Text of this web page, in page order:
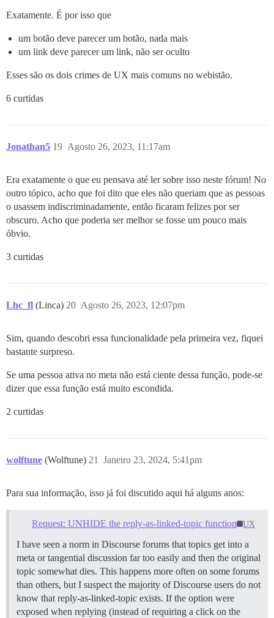
Exatamente. É por isso que
um botão deve parecer um botão, nada mais
um link deve parecer um link, não ser oculto
Esses são os dois crimes de UX mais comuns no webistão.
6 curtidas
Jonathan5 Agosto 26, 2023, 11:17am
19
Era exatamente o que eu pensava até ler sobre isso neste fórum! No
outro tópico, acho que foi dito que eles não queriam que as pessoas
o usassem indiscriminadamente, então ficaram felizes por ser
obscuro. Acho que poderia ser melhor se fosse um pouco mais
óbvio.
3 curtidas
Lhc_fl (Linca) Agosto 26, 2023, 12:07pm
20
Sim, quando descobri essa funcionalidade pela primeira vez, fiquei
bastante surpreso.
Se uma pessoa ativa no meta não está ciente dessa função, pode-se
dizer que essa função está muito escondida.
2 curtidas
wolftune (Wolftune) Janeiro 23, 2024, 5:41pm
21
Para sua informação, isso já foi discutido aqui há alguns anos:
Request: UNHIDE the reply-as-linked-topic function UX
I have seen a norm in Discourse forums that topics get into a
meta or tangential discussion far too easily and then the original
topic somewhat dies. This happens more often on some forums
than others, but I suspect the majority of Discourse users do not
know that reply-as-linked-topic exists. If the option were
exposed when replying (instead of requiring a click on the